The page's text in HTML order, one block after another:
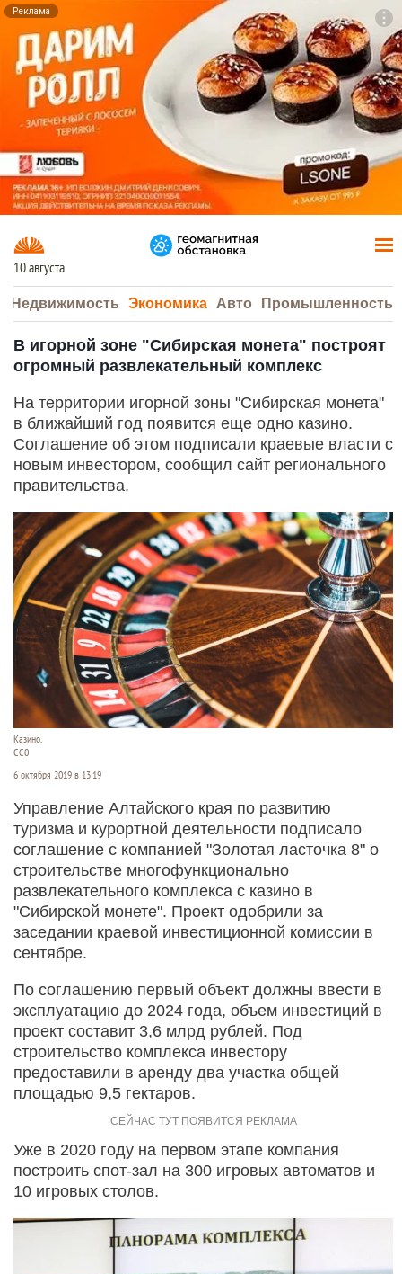
Реклама
10 августа
Недвижимость Экономика Авто Промышленность
В игорной зоне "Сибирская монета" построят
огромный развлекательный комплекс
На территории игорной зоны "Сибирская монета"
в ближайший год появится еще одно казино.
Соглашение об этом подписали краевые власти с
новым инвестором, сообщил сайт регионального
правительства.
Казино.
СС0
6 октября 2019 в 13:19
Управление Алтайского края по развитию
туризма и курортной деятельности подписало
соглашение с компанией "Золотая ласточка 8" о
строительстве многофункционально
развлекательного комплекса с казино в
"Сибирской монете". Проект одобрили за
заседании краевой инвестиционной комиссии в
сентябре.
По соглашению первый объект должны ввести в
эксплуатацию до 2024 года, объем инвестиций в
проект составит 3,6 млрд рублей. Под
строительство комплекса инвестору
предоставили в аренду два участка общей
площадью 9,5 гектаров.
Уже в 2020 году на первом этапе компания
построить спот-зал на 300 игровых автоматов и
10 игровых столов.